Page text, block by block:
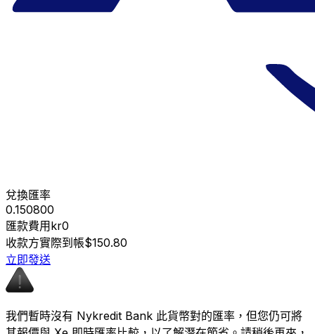
兌換匯率
0.150800
匯款費用kr0
收款方實際到帳$150.80
立即發送
我們暫時沒有 Nykredit Bank 此貨幣對的匯率，但您仍可將